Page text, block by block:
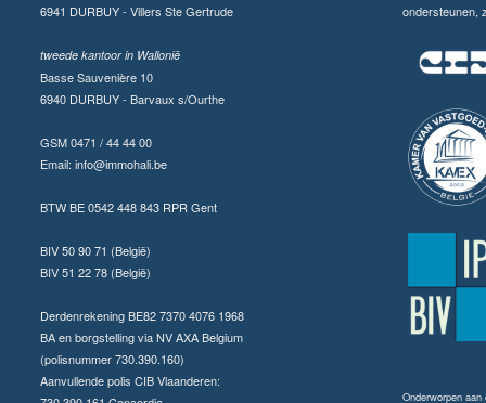
6941 DURBUY - Villers Ste Gertrude
tweede kantoor in Wallonië
Basse Sauvenière 10
6940 DURBUY - Barvaux s/Ourthe
GSM 0471 / 44 44 00
Email: info@immohali.be
BTW BE 0542 448 843 RPR Gent
BIV 50 90 71 (België)
BIV 51 22 78 (België)
Derdenrekening BE82 7370 4076 1968
BA en borgstelling via NV AXA Belgium
(polisnummer 730.390.160)
Aanvullende polis CIB Vlaanderen:
ondersteunen,
Onderworpen